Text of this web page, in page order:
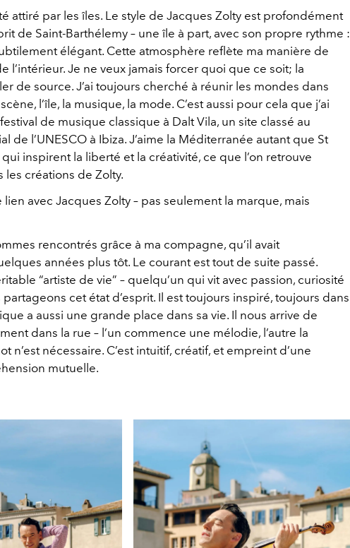
attiré par les îles. Le style de Jacques Zolty est profondément
de Saint-Barthélemy – une île à part, avec son propre rythme :
élégant. Cette atmosphère reflète ma manière de
l’intérieur. Je ne veux jamais forcer quoi que ce soit; la
de source. J’ai toujours cherché à réunir les mondes dans
l’île, la musique, la mode. C’est aussi pour cela que j’ai
de musique classique à Dalt Vila, un site classé au
de l’UNESCO à Ibiza. J’aime la Méditerranée autant que St
inspirent la liberté et la créativité, ce que l’on retrouve
les créations de Zolty.
lien avec Jacques Zolty – pas seulement la marque, mais
rencontrés grâce à ma compagne, qu’il avait
années plus tôt. Le courant est tout de suite passé.
“artiste de vie” – quelqu’un qui vit avec passion, curiosité
cet état d’esprit. Il est toujours inspiré, toujours dans
a aussi une grande place dans sa vie. Il nous arrive de
dans la rue – l’un commence une mélodie, l’autre la
n’est nécessaire. C’est intuitif, créatif, et empreint d’une
mutuelle.